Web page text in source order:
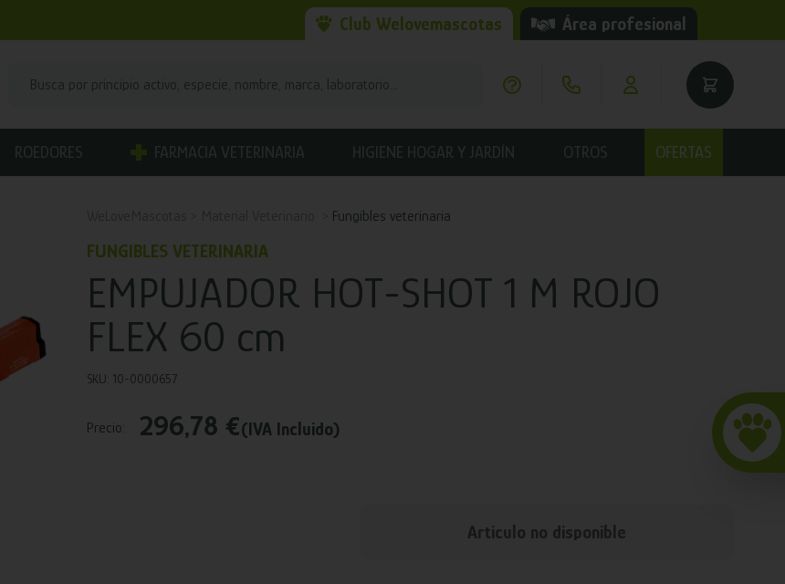
Club Welovemascotas Área profesional
ROEDORES FARMACIA VETERINARIA HIGIENE HOGAR Y JARDÍN OTROS OFERTAS
Fungibles veterinaria
FUNGIBLES VETERINARIA
EMPUJADOR HOT-SHOT 1 M ROJO
FLEX 60 cm
SKU: 10-0000657
Precio: 296,78 €(IVA Incluido)
Articulo no disponible